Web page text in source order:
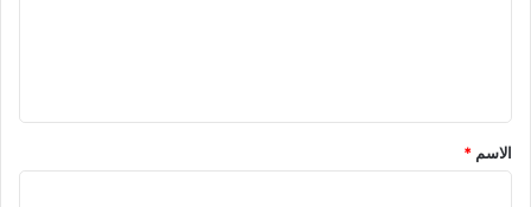
*
الاسم *